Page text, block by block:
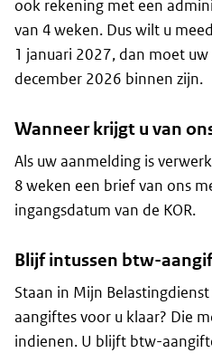
ook rekening met een
van 4 weken. Dus wilt u
1 januari 2027, dan moet
december 2026 binnen zijn.
Wanneer krijgt u van
Als uw aanmelding is
8 weken een brief van ons
ingangsdatum van de KOR.
Blijf intussen btw-
Staan in Mijn
aangiftes voor u klaar? Die
indienen. U blijft btw-